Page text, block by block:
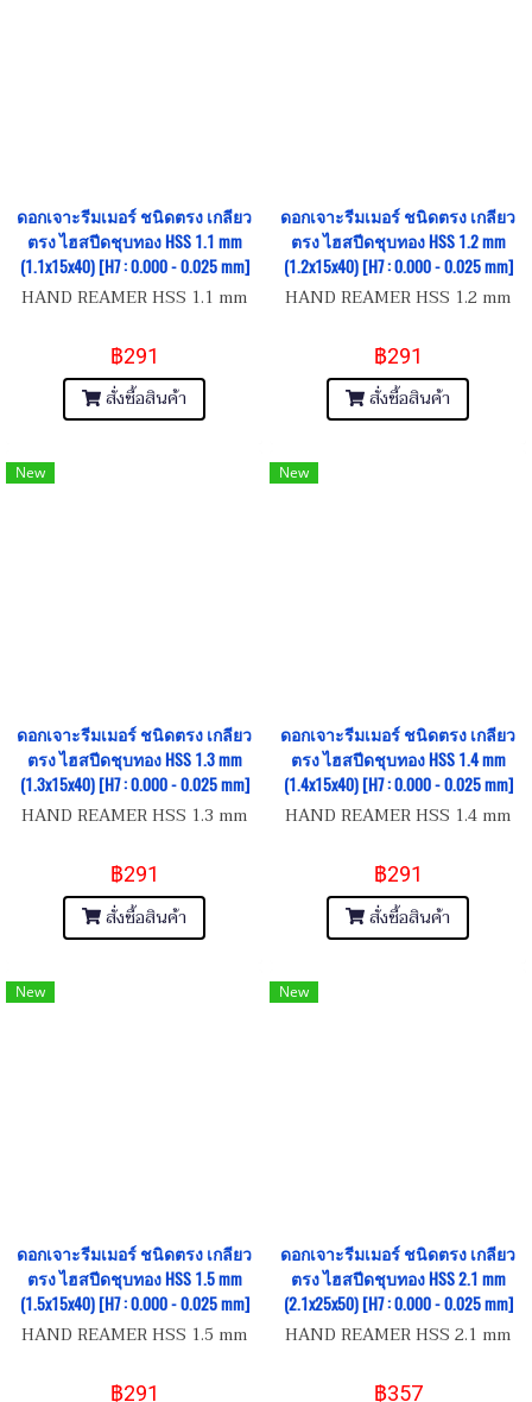
ดอกเจาะรีมเมอร์ ชนิดตรง เกลียว
ตรง ไฮสปีดชุบทอง HSS 1.1 mm
(1.1x15x40) [H7 : 0.000 - 0.025 mm]
HAND REAMER HSS 1.1 mm
฿291
สั่งซื้อสินค้า
ดอกเจาะรีมเมอร์ ชนิดตรง เกลียว
ตรง ไฮสปีดชุบทอง HSS 1.2 mm
(1.2x15x40) [H7 : 0.000 - 0.025 mm]
HAND REAMER HSS 1.2 mm
฿291
สั่งซื้อสินค้า
New
ดอกเจาะรีมเมอร์ ชนิดตรง เกลียว
ตรง ไฮสปีดชุบทอง HSS 1.3 mm
(1.3x15x40) [H7 : 0.000 - 0.025 mm]
HAND REAMER HSS 1.3 mm
฿291
สั่งซื้อสินค้า
New
ดอกเจาะรีมเมอร์ ชนิดตรง เกลียว
ตรง ไฮสปีดชุบทอง HSS 1.4 mm
(1.4x15x40) [H7 : 0.000 - 0.025 mm]
HAND REAMER HSS 1.4 mm
฿291
สั่งซื้อสินค้า
New
ดอกเจาะรีมเมอร์ ชนิดตรง เกลียว
ตรง ไฮสปีดชุบทอง HSS 1.5 mm
(1.5x15x40) [H7 : 0.000 - 0.025 mm]
HAND REAMER HSS 1.5 mm
฿291
New
ดอกเจาะรีมเมอร์ ชนิดตรง เกลียว
ตรง ไฮสปีดชุบทอง HSS 2.1 mm
(2.1x25x50) [H7 : 0.000 - 0.025 mm]
HAND REAMER HSS 2.1 mm
฿357